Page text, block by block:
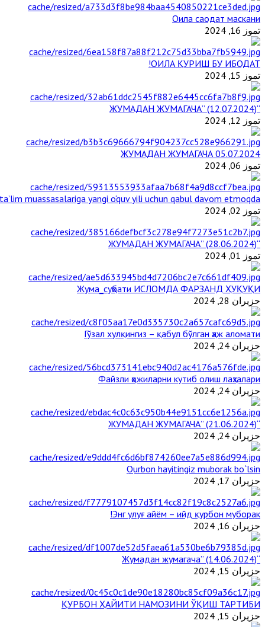
Оила саодат маскани
تموز 16, 2024
ОИЛА ҚУРИШ БУ ИБОДАТ!
تموز 15, 2024
“ЖУМАДАН ЖУМАГАЧА” (12.07.2024)
تموز 12, 2024
ЖУМАДАН ЖУМАГАЧА 05.07.2024
تموز 06, 2024
muassasalariga yangi o‘quv yili uchun qabul davom etmoqda
تموز 02, 2024
“ЖУМАДАН ЖУМАГАЧА” (28.06.2024)
تموز 01, 2024
Жума_суҳбати ИСЛОМДА ФАРЗАНД ҲУҚУҚИ
حزيران 28, 2024
Гўзал хулқингиз – қабул бўлган ҳаж аломати
حزيران 24, 2024
Файзли ҳожиларни кутиб олиш лаҳзалари
حزيران 24, 2024
“ЖУМАДАН ЖУМАГАЧА” (21.06.2024)
حزيران 24, 2024
Qurbon hayitingiz muborak bo`lsin
حزيران 17, 2024
Энг улуғ айём – ийд қурбон муборак!
حزيران 16, 2024
“Жумадан жумагача” (14.06.2024)
حزيران 15, 2024
ҚУРБОН ҲАЙИТИ НАМОЗИНИ ЎҚИШ ТАРТИБИ
حزيران 15, 2024